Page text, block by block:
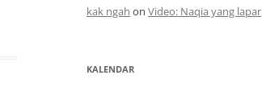
kak ngah on Video: Naqia yang lapar
KALENDAR